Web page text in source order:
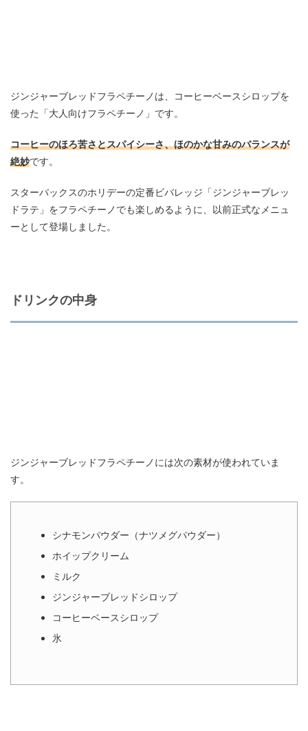
ジンジャーブレッドフラペチーノは、コーヒーベースシロップを
使った「大人向けフラペチーノ」です。
コーヒーのほろ苦さとスパイシーさ、ほのかな甘みのバランスが
絶妙です。
スターバックスのホリデーの定番ビバレッジ「ジンジャーブレッ
ドラテ」をフラペチーノでも楽しめるように、以前正式なメニュ
ーとして登場しました。
ドリンクの中身
ジンジャーブレッドフラペチーノには次の素材が使われていま
す。
シナモンパウダー（ナツメグパウダー）
ホイップクリーム
ミルク
ジンジャーブレッドシロップ
コーヒーベースシロップ
氷